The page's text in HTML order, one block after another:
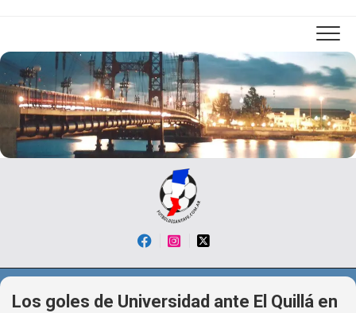
Los goles de Universidad ante El Quillá en